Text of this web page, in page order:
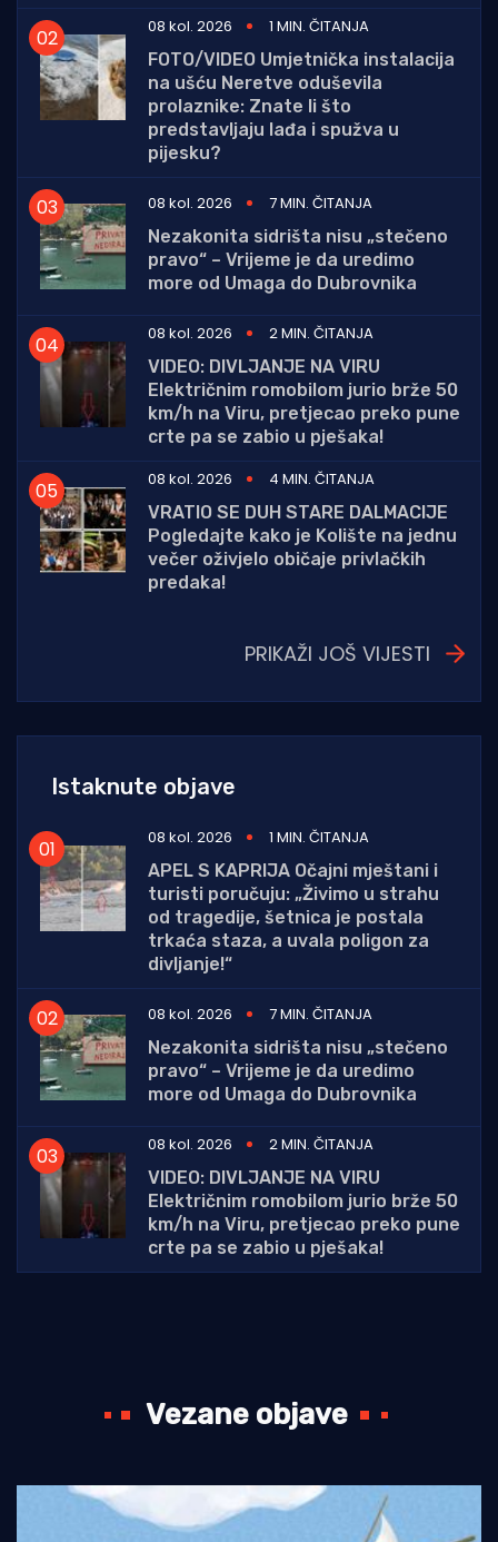
08 kol. 2026
1 MIN. ČITANJA
FOTO/VIDEO Umjetnička instalacija
na ušću Neretve oduševila
prolaznike: Znate li što
predstavljaju lađa i spužva u
pijesku?
08 kol. 2026
7 MIN. ČITANJA
Nezakonita sidrišta nisu „stečeno
pravo“ – Vrijeme je da uredimo
more od Umaga do Dubrovnika
08 kol. 2026
2 MIN. ČITANJA
VIDEO: DIVLJANJE NA VIRU
Električnim romobilom jurio brže 50
km/h na Viru, pretjecao preko pune
crte pa se zabio u pješaka!
08 kol. 2026
4 MIN. ČITANJA
VRATIO SE DUH STARE DALMACIJE
Pogledajte kako je Kolište na jednu
večer oživjelo običaje privlačkih
predaka!
PRIKAŽI JOŠ VIJESTI
Istaknute objave
08 kol. 2026
1 MIN. ČITANJA
APEL S KAPRIJA Očajni mještani i
turisti poručuju: „Živimo u strahu
od tragedije, šetnica je postala
trkaća staza, a uvala poligon za
divljanje!“
08 kol. 2026
7 MIN. ČITANJA
Nezakonita sidrišta nisu „stečeno
pravo“ – Vrijeme je da uredimo
more od Umaga do Dubrovnika
08 kol. 2026
2 MIN. ČITANJA
VIDEO: DIVLJANJE NA VIRU
Električnim romobilom jurio brže 50
km/h na Viru, pretjecao preko pune
crte pa se zabio u pješaka!
Vezane objave